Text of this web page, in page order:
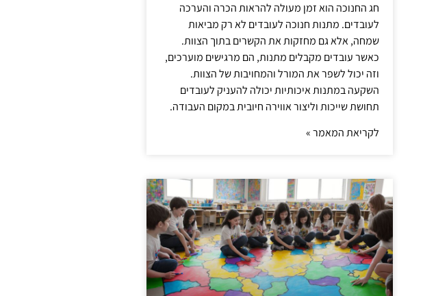
חג החנוכה הוא זמן מעולה להראות הכרה והערכה
לעובדים. מתנות חנוכה לעובדים לא רק מביאות
שמחה, אלא גם מחזקות את הקשרים בתוך הצוות.
כאשר עובדים מקבלים מתנות, הם מרגישים מוערכים,
וזה יכול לשפר את המורל והמחויבות של הצוות.
השקעה במתנות איכותיות יכולה להעניק לעובדים
תחושת שייכות וליצור אווירה חיובית במקום העבודה.
לקריאת המאמר »